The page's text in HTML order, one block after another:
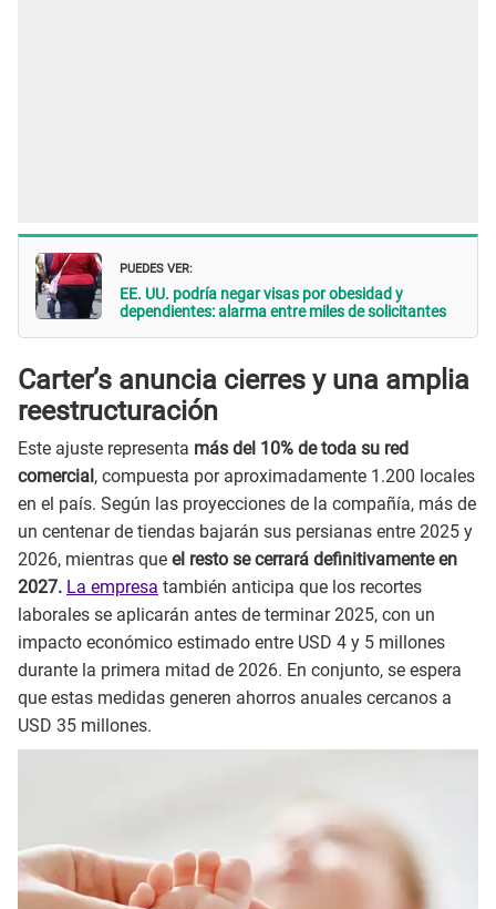
PUEDES VER:
EE. UU. podría negar visas por obesidad y
dependientes: alarma entre miles de solicitantes
Carter’s anuncia cierres y una amplia
reestructuración
Este ajuste representa más del 10% de toda su red
comercial, compuesta por aproximadamente 1.200 locales
en el país. Según las proyecciones de la compañía, más de
un centenar de tiendas bajarán sus persianas entre 2025 y
2026, mientras que el resto se cerrará definitivamente en
2027. La empresa también anticipa que los recortes
laborales se aplicarán antes de terminar 2025, con un
impacto económico estimado entre USD 4 y 5 millones
durante la primera mitad de 2026. En conjunto, se espera
que estas medidas generen ahorros anuales cercanos a
USD 35 millones.